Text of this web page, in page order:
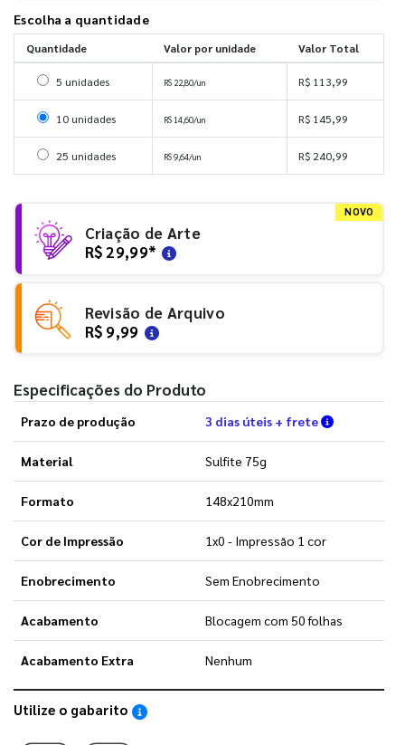
Escolha a quantidade
Quantidade Valor por unidade Valor Total
Selecionar 5 unidades
5 unidades R$ 22,80/un R$ 113,99
Selecionar 10 unidades
10 unidades R$ 14,60/un R$ 145,99
Selecionar 25 unidades
25 unidades R$ 9,64/un R$ 240,99
NOVO
Criação de Arte
R$ 29,99*
Revisão de Arquivo
R$ 9,99
Especificações do Produto
Prazo de produção 3 dias úteis + frete Verifique
Material Sulfite 75g
Formato 148x210mm
Cor de Impressão 1x0 - Impressão 1 cor
Enobrecimento Sem Enobrecimento
Acabamento Blocagem com 50 folhas
Acabamento Extra Nenhum
Utilize o gabarito Saiba como utilizar os nossos gabaritos